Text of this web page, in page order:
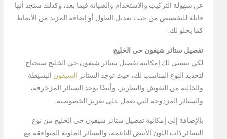
عن سهولة التركيب والاستخدام والصيانة فيما بعد، وكذلك ستجد أنها
قابلة للتخصيص من حيث تعديل الطول أو إضافة المزيد من الأنماط
كما يحلو لك.
تفصيل ستائر شيفون حي الخليج
لكي يتسنى لك إمكانية تفصيل ستائر شيفون حي الخليج ستحتاج
لتحديد النوع المناسب لك، حيث توجد الستائر الشيفون البسيطة
والخالية من النقوش والتطريز، وأيضًا توجد الستائر المزخرفة،
والستائر المزدوجة التي تعمل على تعزيز الخصوصية.
بالإضافة إلى إمكانية تفصيل ستائر شيفون حي الخليج من نوع
الستائر ذات اللون الأبيض الناعمة، والستائر الملونة المتوافقة مع